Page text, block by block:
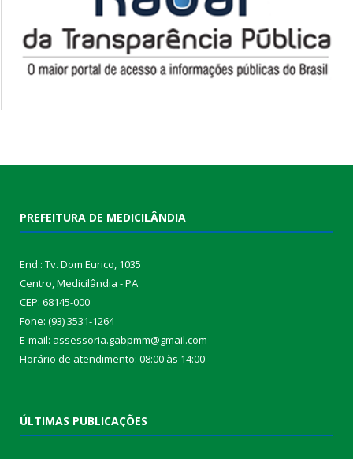
PREFEITURA DE MEDICILÂNDIA
End.: Tv. Dom Eurico, 1035
Centro, Medicilândia - PA
CEP: 68145-000
Fone: (93) 3531-1264
E-mail: assessoria.gabpmm@gmail.com
Horário de atendimento: 08:00 às 14:00
ÚLTIMAS PUBLICAÇÕES